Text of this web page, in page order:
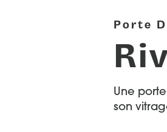
Portes de service
Portes d’entrée grand trafic
Idées d'aménagement
Une entrée sur mesure
Accueil connecté
Faire mon choix
Porte
Une
son